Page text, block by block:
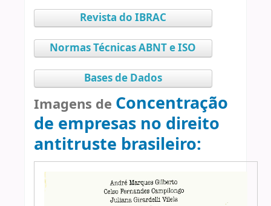
Revista do IBRAC
Normas Técnicas ABNT e ISO
Bases de Dados
Imagens de Concentração
de empresas no direito
antitruste brasileiro: